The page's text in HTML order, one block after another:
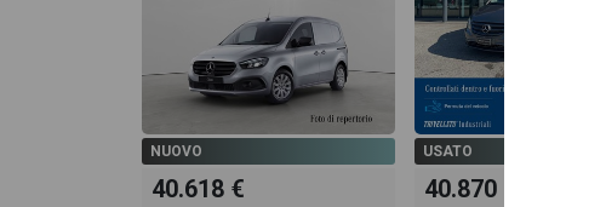
NUOVO
40.618 €
USATO
40.870 €